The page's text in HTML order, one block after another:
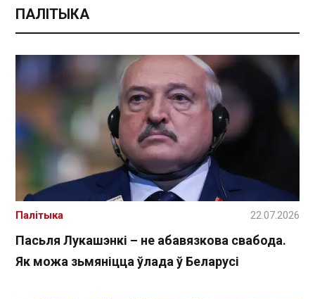
ПАЛІТЫКА
Пасьля Лукашэнкі – не абавязкова свабода.
Як можа зьмяніцца ўлада ў Беларусі
Палітыка 22.07.2026